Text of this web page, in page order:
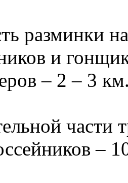
разминки
и
– 2 – 3
части
–